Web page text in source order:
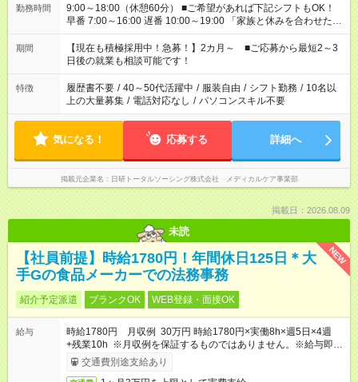
勤務時間
9:00～18:00（休憩60分） ■ご希望があれば下記シフトもOK！
早番 7:00～16:00 遅番 10:00～19:00 「家族と休みを合わせた
い」 「余裕を持って夕飯の準備がしたい」 「できれば残業はし
たくない」 など、ご希望を教えてくださいね。 ※Wワーク希望
の方へ 今ご覧のお仕事で希望する勤務時間と、もう1つのお仕事
の勤務時間。 合計で週40時間を超える場合は応募できません。
期間
【現在も積極採用中！急募！】2カ月～ ■ご応募から最短2～3
日後の就業も相談可能です！
特徴 履歴書不要 / 40～50代活躍中 / 服装自由 / シフト勤務 / 10名以
上の大量募集 / 電話対応なし / パソコンスキル不要
気になる！ 応募する 詳細へ
掲載元企業名 日研トータルソーシング株式会社 メディカルケア事業部
掲載日：2026.08.09
未読
NEW
【社員前提】時給1780円！年間休日125日＊大
手Gの食品メーカーでの法務事務
紹介予定派遣 ブランクOK WEB登録・面接OK
給与
時給1780円 月収例 30万円 時給1780円×実働8h×週5日×4週
+残業10h ※月収例を保証するものではありません。※給与即受
取りサービス利用可（利用条件有）
交通費別途支給あり